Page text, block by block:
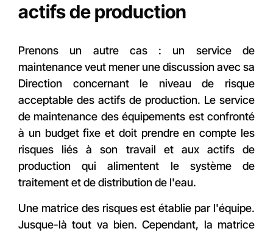
actifs de production
Prenons un autre cas : un service de
maintenance veut mener une discussion avec sa
Direction concernant le niveau de risque
acceptable des actifs de production. Le service
de maintenance des équipements est confronté
à un budget fixe et doit prendre en compte les
risques liés à son travail et aux actifs de
production qui alimentent le système de
traitement et de distribution de l'eau.
Une matrice des risques est établie par l'équipe.
Jusque-là tout va bien. Cependant, la matrice